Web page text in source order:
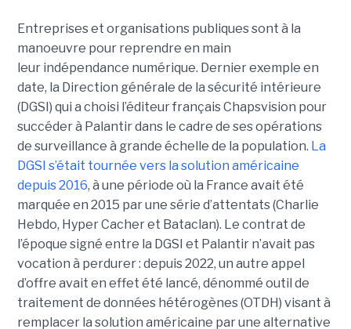
Entreprises et organisations publiques sont à la
manoeuvre pour reprendre en main
leur indépendance numérique. Dernier exemple en
date, la Direction générale de la sécurité intérieure
(DGSI) qui a choisi l’éditeur français Chapsvision pour
succéder à Palantir dans le cadre de ses opérations
de surveillance à grande échelle de la population. La
DGSI s’était tournée vers la solution américaine
depuis 2016, à une période où la France avait été
marquée en 2015 par une série d’attentats (Charlie
Hebdo, Hyper Cacher et Bataclan). Le contrat de
l’époque signé entre la DGSI et Palantir n’avait pas
vocation à perdurer : depuis 2022, un autre appel
d’offre avait en effet été lancé, dénommé outil de
traitement de données hétérogènes (OTDH) visant à
remplacer la solution américaine par une alternative